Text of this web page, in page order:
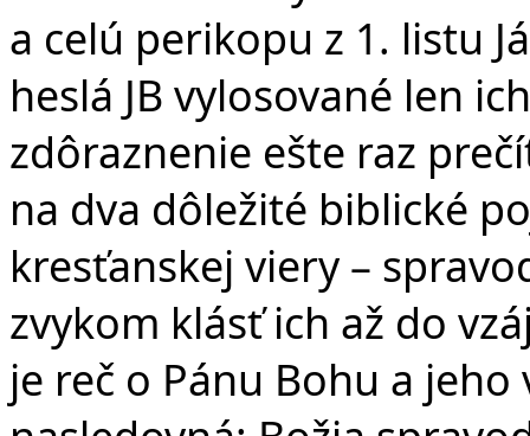
a celú perikopu z 1. listu
heslá JB vylosované len
zdôraznenie ešte raz
na dva dôležité biblické
kresťanskej viery –
zvykom klásť ich až do
je reč o Pánu Bohu a